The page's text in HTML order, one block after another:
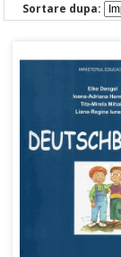
Sortare dupa: